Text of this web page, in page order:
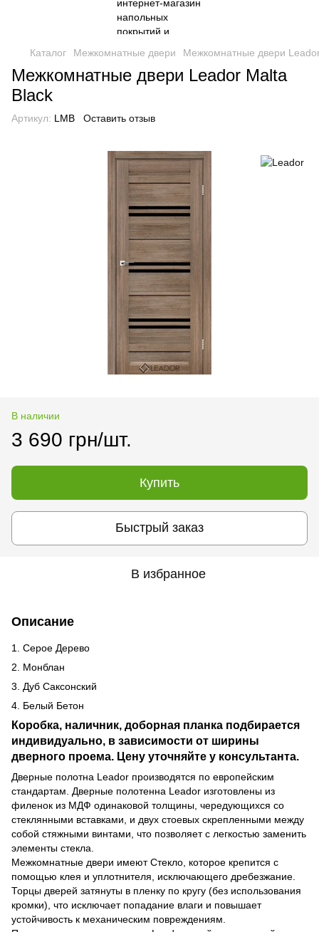
Каталог Межкомнатные двери Межкомнатные двери
Межкомнатные двери Leador Malta
Black
Артикул: LMB Оставить отзыв
В наличии
3 690 грн/шт.
Купить
Быстрый заказ
В избранное
Описание
1. Серое Дерево
2. Монблан
3. Дуб Саксонский
4. Белый Бетон
Коробка, наличник, доборная планка подбирается
индивидуально, в зависимости от ширины
дверного проема. Цену уточняйте у консультанта.
Дверные полотна Leador производятся по европейским
стандартам. Дверные полотенна Leador изготовлены из
филенок из МДФ одинаковой толщины, чередующихся со
стеклянными вставками, и двух стоевых скрепленными между
собой стяжными винтами, что позволяет с легкостью заменить
элементы стекла.
Межкомнатные двери имеют Стекло, которое крепится с
помощью клея и уплотнителя, исключающего дребезжание.
Торцы дверей затянуты в пленку по кругу (без использования
кромки), что исключает попадание влаги и повышает
устойчивость к механическим повреждениям.